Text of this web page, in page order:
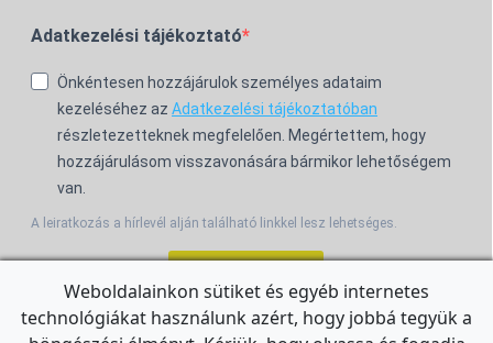
Adatkezelési tájékoztató
Önkéntesen hozzájárulok személyes adataim
kezeléséhez az Adatkezelési tájékoztatóban
részletezetteknek megfelelően. Megértettem, hogy
hozzájárulásom visszavonására bármikor lehetőségem
van.
A leiratkozás a hírlevél alján található linkkel lesz lehetséges.
For the English Newsletter, clickHERE.
Weboldalainkon sütiket és egyéb internetes
technológiákat használunk azért, hogy jobbá tegyük a